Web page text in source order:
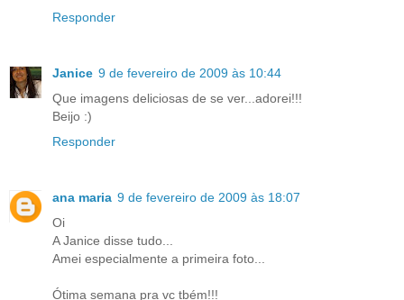
Responder
Janice 9 de fevereiro de 2009 às 10:44
Que imagens deliciosas de se ver...adorei!!!
Beijo :)
Responder
ana maria 9 de fevereiro de 2009 às 18:07
Oi
A Janice disse tudo...
Amei especialmente a primeira foto...
Ótima semana pra vc tbém!!!